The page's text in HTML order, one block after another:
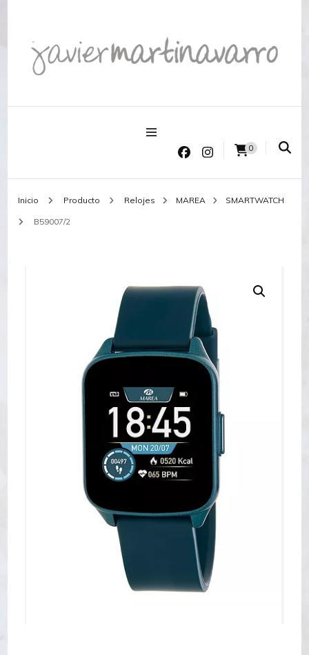
Joyería Javier Martinavarro
0
Inicio Producto Relojes MAREA SMARTWATCH
B59007/2